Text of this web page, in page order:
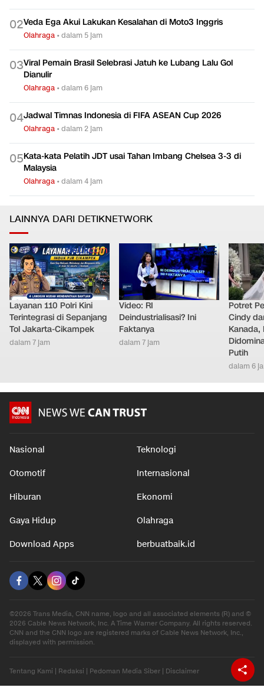
02Veda Ega Akui Lakukan Kesalahan di Moto3 Inggris
Olahraga •dalam 5 jam
03Viral Pemain Brasil Selebrasi Jatuh ke Lubang Lalu Gol
Dianulir
Olahraga •dalam 6 jam
04Jadwal Timnas Indonesia di FIFA ASEAN Cup 2026
Olahraga •dalam 2 jam
05Kata-kata Pelatih JDT usai Tahan Imbang Chelsea 3-3 di
Malaysia
Olahraga •dalam 4 jam
LAINNYA DARI DETIKNETWORK
Layanan 110 Polri Kini
Terintegrasi di Sepanjang
Tol Jakarta-Cikampek
dalam 7 jam
Video: RI
Deindustrialisasi? Ini
Faktanya
dalam 7 jam
Potret
Cindy
Kanada,
Putih
dalam 6
Nasional Teknologi
Otomotif Internasional
Hiburan Ekonomi
Gaya Hidup Olahraga
Download Apps berbuatbaik.id
©2026 Trans Media, CNN name, logo and all associated elements (R) and ©
2026 Cable News Network, Inc. A Time Warner Company. All rights reserved.
CNN and the CNN logo are registered marks of Cable News Network, Inc.,
displayed with permission.
Tentang Kami | Redaksi | Pedoman Media Siber | Disclaimer